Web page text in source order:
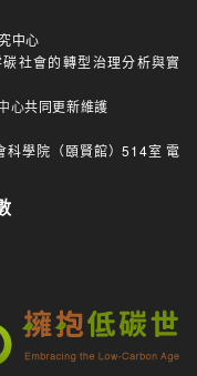
中心
社會的轉型治理分析與實
心共同更新維護
科學院（頤賢館）514室 電